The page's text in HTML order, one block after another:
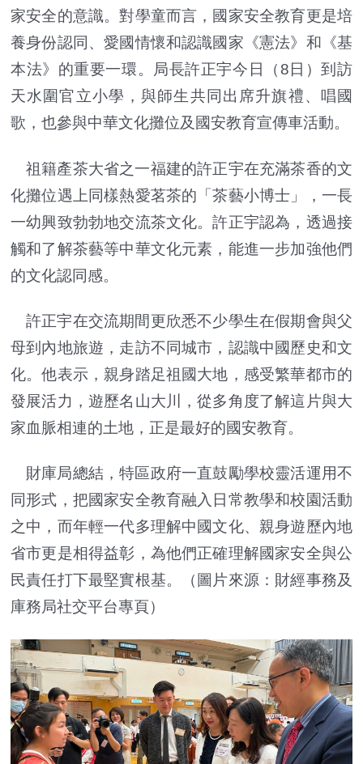
家安全的意識。對學童而言，國家安全教育更是培
養身份認同、愛國情懷和認識國家《憲法》和《基
本法》的重要一環。局長許正宇今日（8日）到訪
天水圍官立小學，與師生共同出席升旗禮、唱國
歌，也參與中華文化攤位及國安教育宣傳車活動。
祖籍產茶大省之一福建的許正宇在充滿茶香的文
化攤位遇上同樣熱愛茗茶的「茶藝小博士」，一長
一幼興致勃勃地交流茶文化。許正宇認為，透過接
觸和了解茶藝等中華文化元素，能進一步加強他們
的文化認同感。
許正宇在交流期間更欣悉不少學生在假期會與父
母到內地旅遊，走訪不同城市，認識中國歷史和文
化。他表示，親身踏足祖國大地，感受繁華都市的
發展活力，遊歷名山大川，從多角度了解這片與大
家血脈相連的土地，正是最好的國安教育。
財庫局總結，特區政府一直鼓勵學校靈活運用不
同形式，把國家安全教育融入日常教學和校園活動
之中，而年輕一代多理解中國文化、親身遊歷內地
省市更是相得益彰，為他們正確理解國家安全與公
民責任打下最堅實根基。（圖片來源：財經事務及
庫務局社交平台專頁）